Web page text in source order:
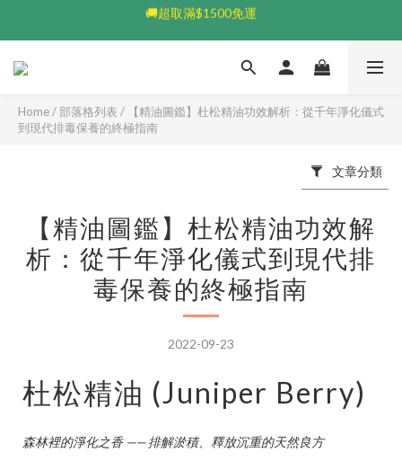
💰加入會員送$100👆🏻每筆享5%回饋💰
🚚超取滿$1500免運
💰加入會員送$100👆🏻每筆享5%回饋💰
Home/部落格列表 /
【精油圖鑑】杜松精油功效解析：從千年淨化儀式
到現代排毒保養的終極指南
文章分類
【精油圖鑑】杜松精油功效解
析：從千年淨化儀式到現代排
毒保養的終極指南
2022-09-23
杜松精油 (Juniper Berry)
森林裡的淨化之香 —— 排解淤積、釋放沉重的天然良方